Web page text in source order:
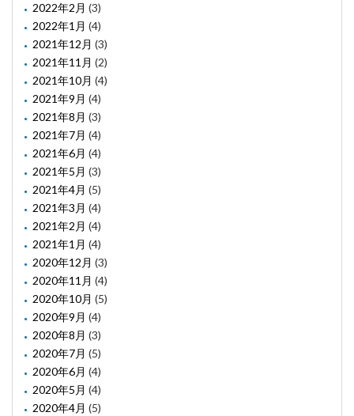
2022年2月 (3)
2022年1月 (4)
2021年12月 (3)
2021年11月 (2)
2021年10月 (4)
2021年9月 (4)
2021年8月 (3)
2021年7月 (4)
2021年6月 (4)
2021年5月 (3)
2021年4月 (5)
2021年3月 (4)
2021年2月 (4)
2021年1月 (4)
2020年12月 (3)
2020年11月 (4)
2020年10月 (5)
2020年9月 (4)
2020年8月 (3)
2020年7月 (5)
2020年6月 (4)
2020年5月 (4)
2020年4月 (5)